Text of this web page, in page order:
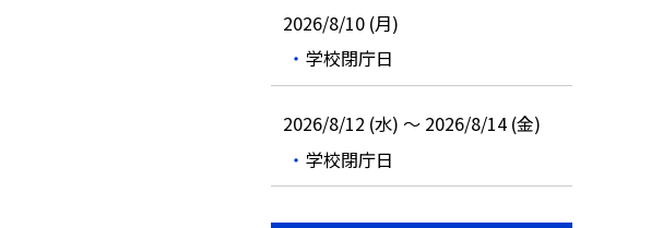
2026/8/10 (月)
学校閉庁日
2026/8/12 (水) ～ 2026/8/14 (金)
学校閉庁日